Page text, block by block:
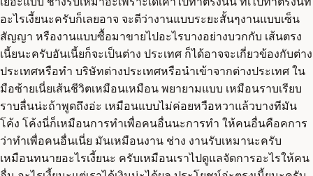
อะไรเงี้ยนะครับก็เลยอาจ จะตีว่างานแบบระยะสั้นๆงานแบบเซ็น
สัญญา หรืองานแบบซื้อมาขายไปอะไรบางอย่างบวกกับ เส้นตรง
เนี้ยนะครับอันเนี้ยก็จะเป็นต่าง ประเทศ ก็ได้อาจจะเกี่ยวข้องกับต่าง
ประเทศหรือทำ บริษัทต่างประเทศหรือนำเข้าจากต่างประเทศ ใน
มือซ้ายเนี่ยเส้นชีวิตเหมือนเหมือน พยายามแบบ เหมือนราบเรียบ
ราบลื่นน่ะถ้าพูดถึงอ่ะ เหมือนแบบไม่ค่อยหวือหวาแล้วบางทีมัน
โค้ง โค้งนี่ก็เหมือนการทำเพื่อคนอื่นนะการทำ ให้คนอื่นคือคการ
ว่าทำเพื่อคนอื่นเนี่ย มันเหมือนงาน ช่าง งานรับเหมานะครับ
เหมือนทนายอะไรเงี้ยนะ ครับเหมือนเราไปดูแลจัดการอะไรให้คน